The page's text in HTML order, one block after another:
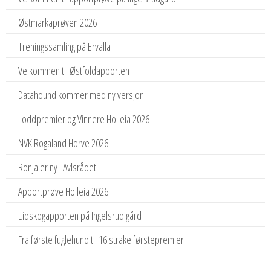
Østmarkaprøven 2026
Treningssamling på Ervalla
Velkommen til Østfoldapporten
Datahound kommer med ny versjon
Loddpremier og Vinnere Holleia 2026
NVK Rogaland Horve 2026
Ronja er ny i Avlsrådet
Apportprøve Holleia 2026
Eidskogapporten på Ingelsrud gård
Fra første fuglehund til 16 strake førstepremier